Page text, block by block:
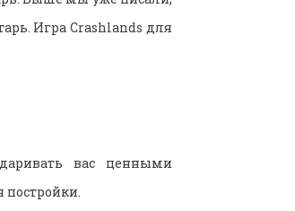
Игра Crashlands для
вас ценными
постройки.